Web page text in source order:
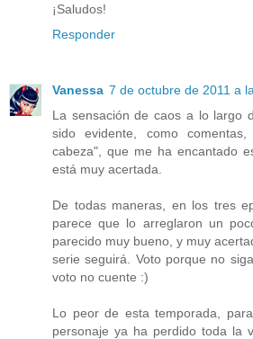
¡Saludos!
Responder
Vanessa 7 de octubre de 2011 a
La sensación de caos a lo largo
sido evidente, como
cabeza", que me ha encantado
está muy acertada.
De todas maneras, en los tres
parece que lo arreglaron un
parecido muy bueno, y muy
serie seguirá. Voto porque no
voto no cuente :)
Lo peor de esta temporada,
personaje ya ha perdido toda la